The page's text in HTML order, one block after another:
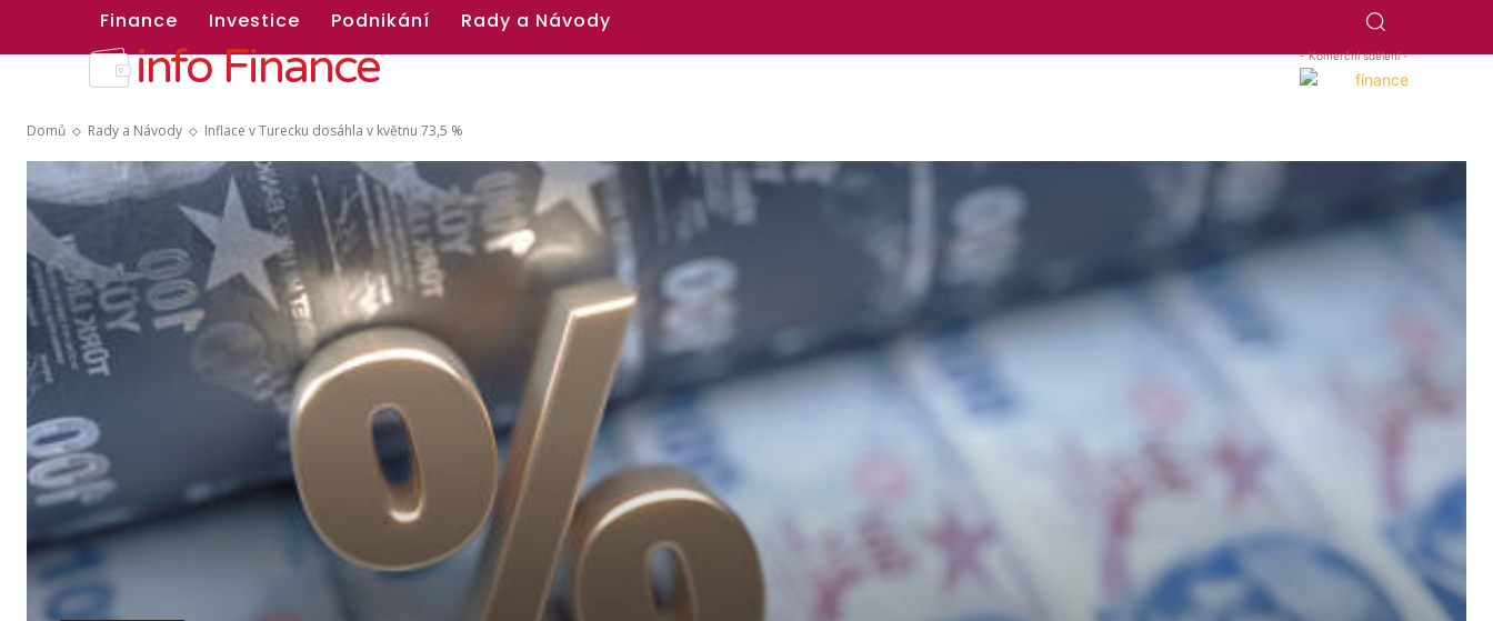
Finance Investice Podnikání Rady a Návody
info Finance - Komerční sdělení -
Domů Rady a Návody Inflace v Turecku dosáhla v květnu 73,5 %